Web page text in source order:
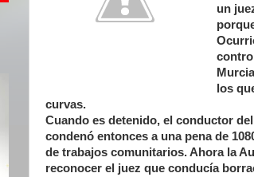
un
los
curvas.
Cuando es detenido, el conductor
condenó entonces a una pena de
de trabajos comunitarios. Ahora la
reconocer el juez que conducía